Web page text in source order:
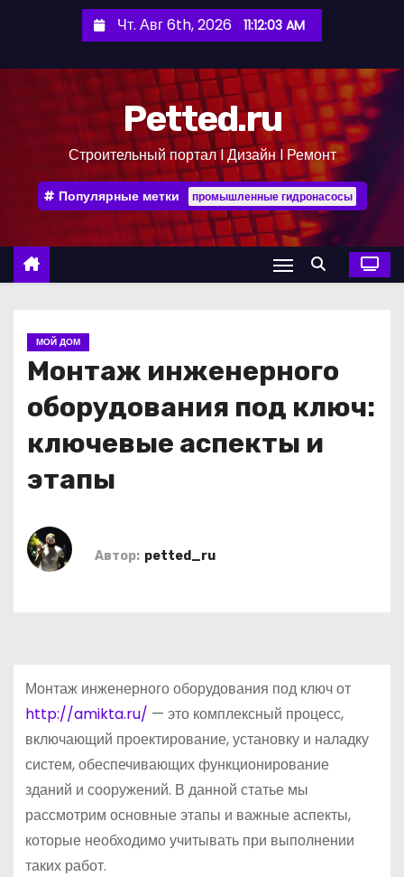
е
Чт. Авг 6th, 2026 11:12:04 AM
Petted.ru
Строительный портал l Дизайн l Ремонт
Популярные метки промышленные гидронасосы
МОЙ ДОМ
Монтаж инженерного
оборудования под ключ:
ключевые аспекты и
этапы
Автор: petted_ru
Монтаж инженерного оборудования под ключ от
http://amikta.ru/ — это комплексный процесс,
включающий проектирование, установку и наладку
систем, обеспечивающих функционирование
зданий и сооружений. В данной статье мы
рассмотрим основные этапы и важные аспекты,
которые необходимо учитывать при выполнении
таких работ.